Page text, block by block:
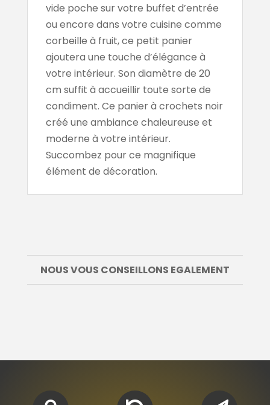
vide poche sur votre buffet d’entrée
ou encore dans votre cuisine comme
corbeille à fruit, ce petit panier
ajoutera une touche d’élégance à
votre intérieur. Son diamètre de 20
cm suffit à accueillir toute sorte de
condiment. Ce panier à crochets noir
créé une ambiance chaleureuse et
moderne à votre intérieur.
Succombez pour ce magnifique
élément de décoration.
NOUS VOUS CONSEILLONS EGALEMENT